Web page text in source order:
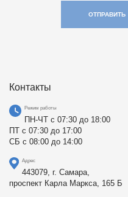
ОТПРАВИТЬ
Контакты
Режим работы
ПН-ЧТ с 07:30 до 18:00
ПТ с 07:30 до 17:00
СБ с 08:00 до 14:00
Адрес
443079, г. Самара,
проспект Карла Маркса, 165 Б